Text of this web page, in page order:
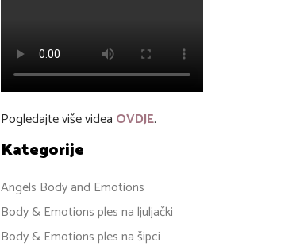
Pogledajte više videa OVDJE.
Kategorije
Angels Body and Emotions
Body & Emotions ples na ljuljački
Body & Emotions ples na šipci